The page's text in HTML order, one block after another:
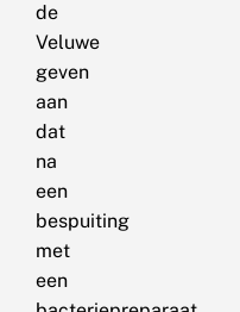
de
Veluwe
geven
aan
dat
na
een
bespuiting
met
een